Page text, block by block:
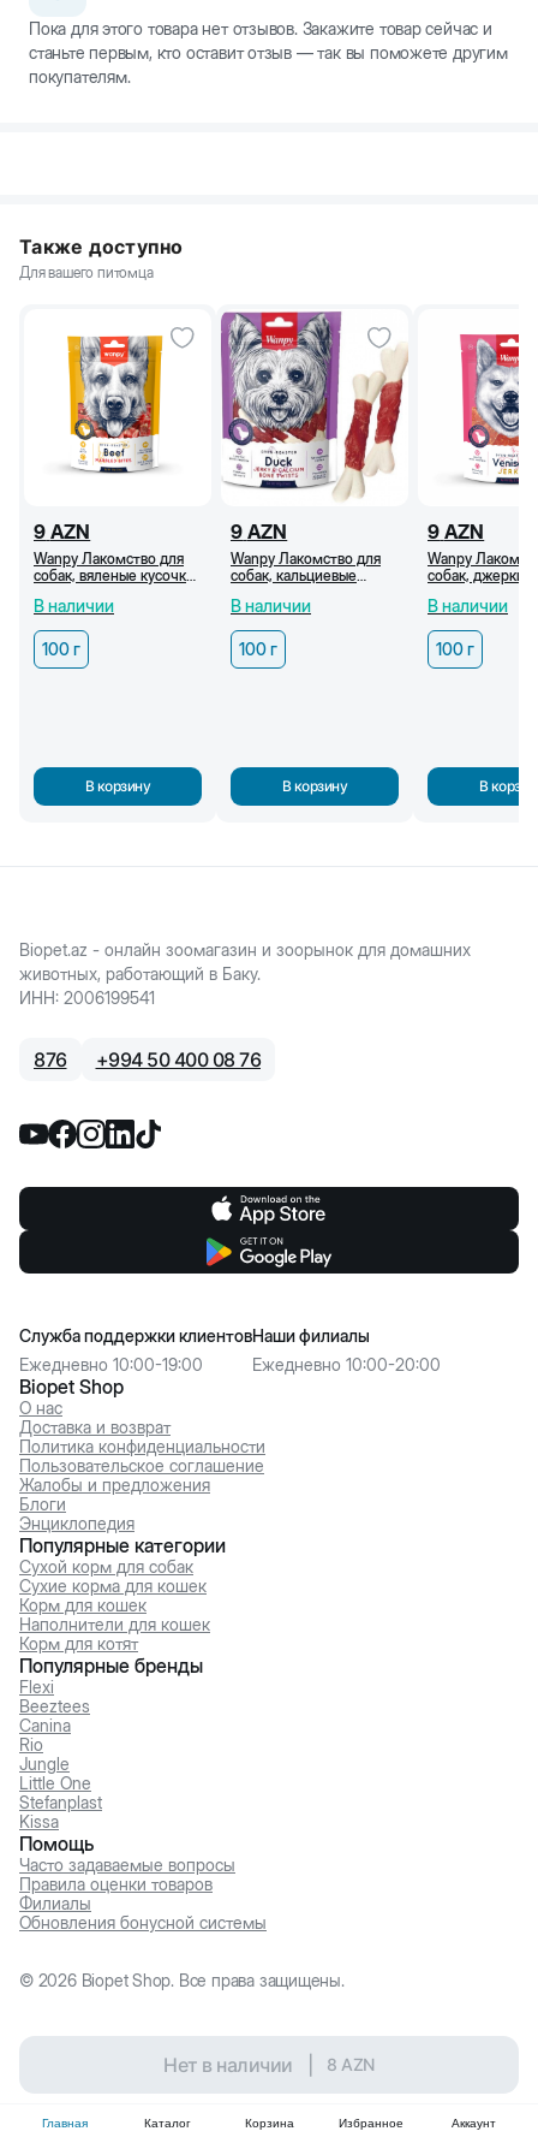
Нет в наличии 8 AZN
Пока для этого товара нет отзывов. Закажите товар сейчас и
станьте первым, кто оставит отзыв — так вы поможете другим
покупателям.
Также доступно
Для вашего питомца
9 AZN
Wanpy Лакомство для
собак, вяленые кусочки
100 г
В наличии
100 г
В корзину
9 AZN
Wanpy Лакомство для
собак, кальциевые
В наличии
100 г
В корзину
9 AZN
Wanpy
собак, джерки
В наличии
100 г
В
Biopet.az - онлайн зоомагазин и зоорынок для домашних
животных, работающий в Баку.
ИНН: 2006199541
876 +994 50 400 08 76
Biopet Shop
О нас
Доставка и возврат
Политика конфиденциальности
Пользовательское соглашение
Жалобы и предложения
Блоги
Энциклопедия
Служба поддержки клиентов
Ежедневно 10:00-19:00
Наши филиалы
Ежедневно 10:00-20:00
Популярные категории
Сухой корм для собак
Сухие корма для кошек
Корм для кошек
Наполнители для кошек
Корм для котят
Популярные бренды
Flexi
Beeztees
Canina
Rio
Jungle
Little One
Stefanplast
Kissa
Помощь
Часто задаваемые вопросы
Правила оценки товаров
Филиалы
Обновления бонусной системы
© 2026Biopet Shop. Все права защищены.
Главная Каталог Корзина Избранное Аккаунт